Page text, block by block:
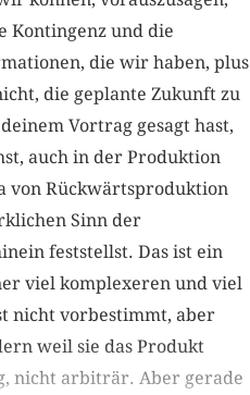
Kontingenz und die
die wir haben, plus
die geplante Zukunft zu
Vortrag gesagt­ hast,
auch in der Produktion
von Rückwärtsproduktion
Sinn der
feststellst. Das ist ein
viel komplexeren und viel
nicht vorbestimmt, aber
weil sie das Produkt
nicht arbiträr. Aber gerade